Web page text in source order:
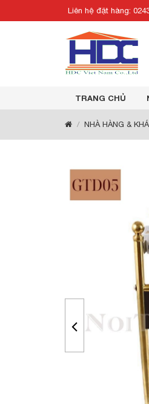
Liên hệ đặt hàng:
TRANG CHỦ
NHÀ HÀNG &